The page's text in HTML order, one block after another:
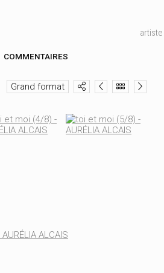
COMMENTAIRES
Grand format